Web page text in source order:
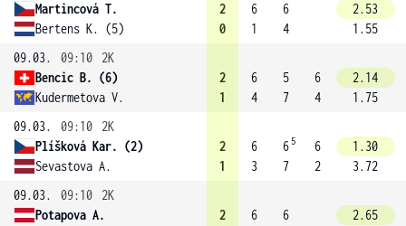
Martincová T.
Bertens K. (5)
2
0
6
1
6
4
2.53
1.55
09.03.
09:10
2K
Bencic B. (6)
Kudermetova V.
2
1
6
4
5
7
6
4
2.14
1.75
09.03.
09:10
2K
Plíšková Kar. (2)
Sevastova A.
2
1
6
3
6 5
7
6
2
1.30
3.72
09.03.
09:10
2K
Potapova A.
2
6
6
2.65